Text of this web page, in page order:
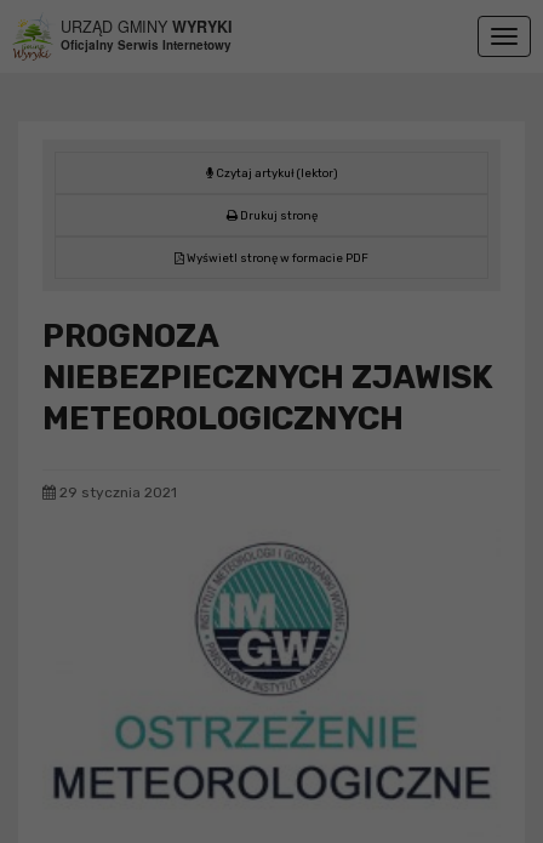
URZĄD GMINY WYRYKI
Oficjalny Serwis Internetowy
Czytaj artykuł (lektor)
Drukuj stronę
Wyświetl stronę w formacie PDF
PROGNOZA
NIEBEZPIECZNYCH ZJAWISK
METEOROLOGICZNYCH
29 stycznia 2021